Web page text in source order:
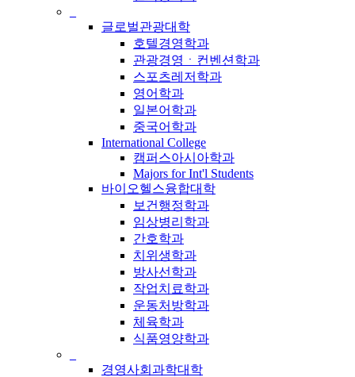
글로벌관광대학
호텔경영학과
관광경영ㆍ컨벤션학과
스포츠레저학과
영어학과
일본어학과
중국어학과
International College
캠퍼스아시아학과
Majors for Int'l Students
바이오헬스융합대학
보건행정학과
임상병리학과
간호학과
치위생학과
방사선학과
작업치료학과
운동처방학과
체육학과
식품영양학과
경영사회과학대학